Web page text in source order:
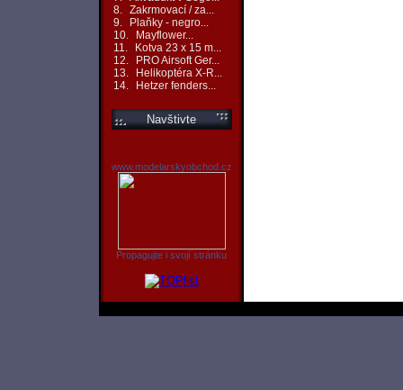
8. Zakrmovací / za...
9.
Plaňky - negro...
10.
Mayflower...
11.
Kotva 23 x 15 m...
12.
PRO Airsoft Ger...
13.
Helikoptéra X-R...
14.
Hetzer fenders...
Navštivte
www.modelarskyobchod.cz
Propagujte i svojí stránku